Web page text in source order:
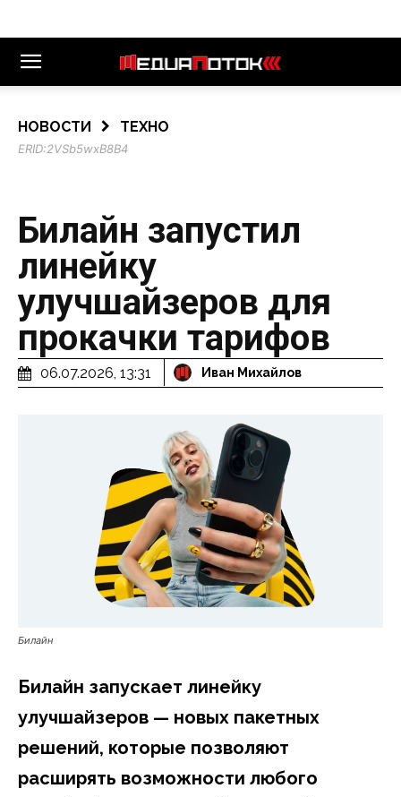
НОВОСТИ ТЕХНО
ERID:2VSb5wxB8B4
Билайн запустил
линейку
улучшайзеров для
прокачки тарифов
06.07.2026, 13:31 Иван Михайлов
Билайн
Билайн запускает линейку
улучшайзеров — новых пакетных
решений, которые позволяют
расширять возможности любого